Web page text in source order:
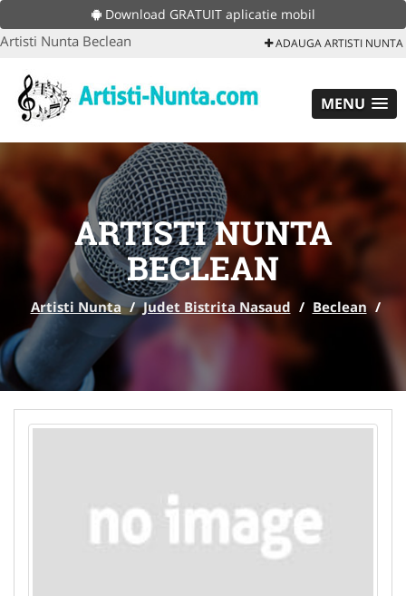
Download GRATUIT aplicatie mobil
Artisti Nunta Beclean ADAUGA ARTISTI NUNTA
MENU
ARTISTI NUNTA
BECLEAN
Artisti Nunta / Judet Bistrita Nasaud / Beclean /